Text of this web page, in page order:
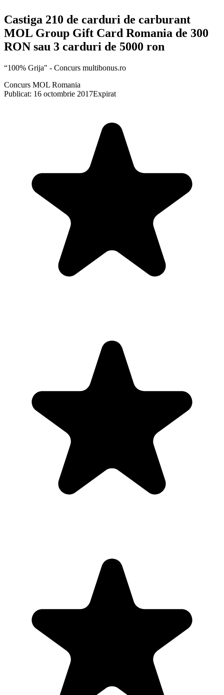
Castiga 210 de carduri de carburant
MOL Group Gift Card Romania de 300
RON sau 3 carduri de 5000 ron
“100% Grija" - Concurs multibonus.ro
Concurs MOL Romania
Publicat: 16 octombrie 2017Expirat